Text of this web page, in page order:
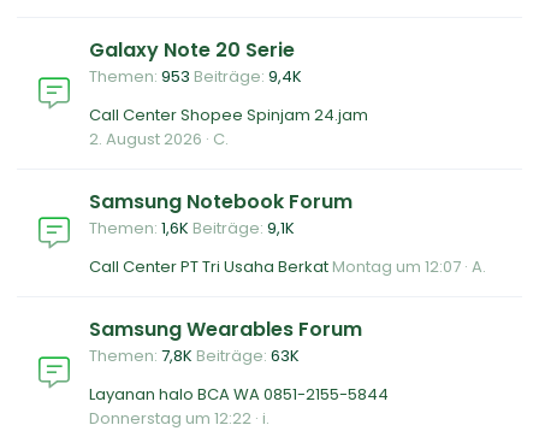
Galaxy Note 20 Serie
Themen 953 Beiträge 9,4K
Call Center Shopee Spinjam 24.jam
2. August 2026 C.
Samsung Notebook Forum
Themen 1,6K Beiträge 9,1K
Call Center PT Tri Usaha Berkat Montag um 12:07 A.
Samsung Wearables Forum
Themen 7,8K Beiträge 63K
Layanan halo BCA WA 0851-2155-5844
Donnerstag um 12:22 i.